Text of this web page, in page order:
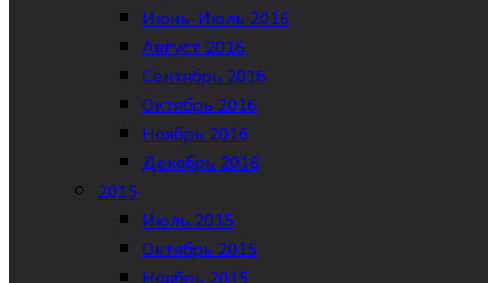
Июнь-Июль 2016
Август 2016
Сентябрь 2016
Октябрь 2016
Ноябрь 2016
Декабрь 2016
2015
Июль 2015
Октябрь 2015
Ноябрь 2015